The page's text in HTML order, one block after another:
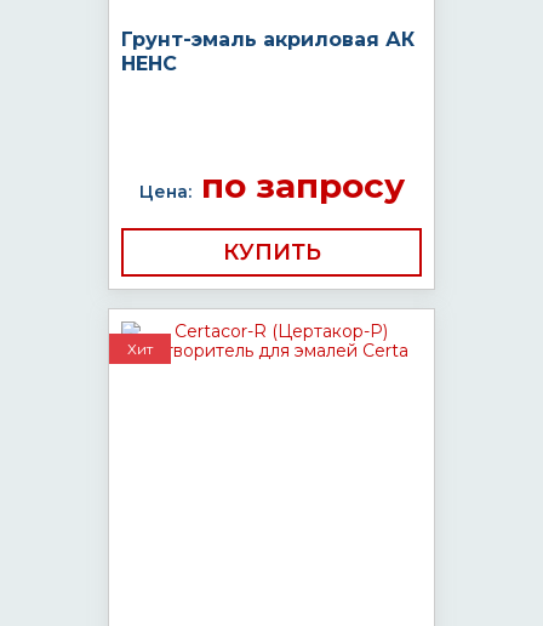
Грунт-эмаль акриловая АК
НЕНС
Цена:по запросу
КУПИТЬ
Хит